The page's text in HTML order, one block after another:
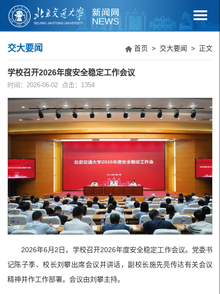
交大要闻 首页 > 交大要闻 > 正文
学校召开2026年度安全稳定工作会议
时间：2026-06-02 点击： 1354
2026年6月2日，学校召开2026年度安全稳定工作会议。党委书
记陈子季、校长刘攀出席会议并讲话，副校长施先亮传达有关会议
精神并作工作部署。会议由刘攀主持。